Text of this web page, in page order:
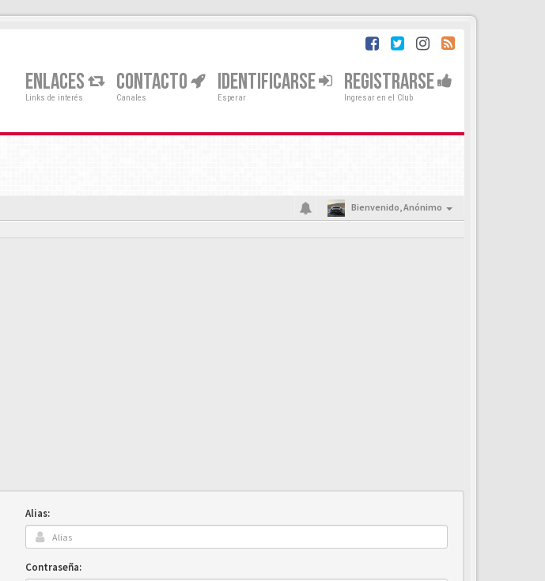
ENLACES
Links de interés
CONTACTO
Canales
IDENTIFICARSE
Esperar
REGISTRARSE
Ingresar en el Club
Bienvenido,Anónimo
Alias:
Contraseña: